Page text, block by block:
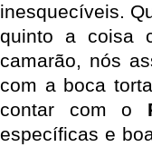
inesquecíveis.
quinto a coisa
camarão, nós
com a boca
contar com o
específicas e